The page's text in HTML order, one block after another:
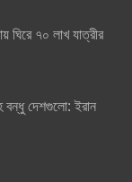
ঘিরে ৭০ লাখ যাত্রীর
বন্ধু দেশগুলো: ইরান